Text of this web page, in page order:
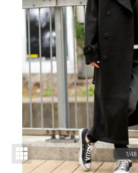
1/48